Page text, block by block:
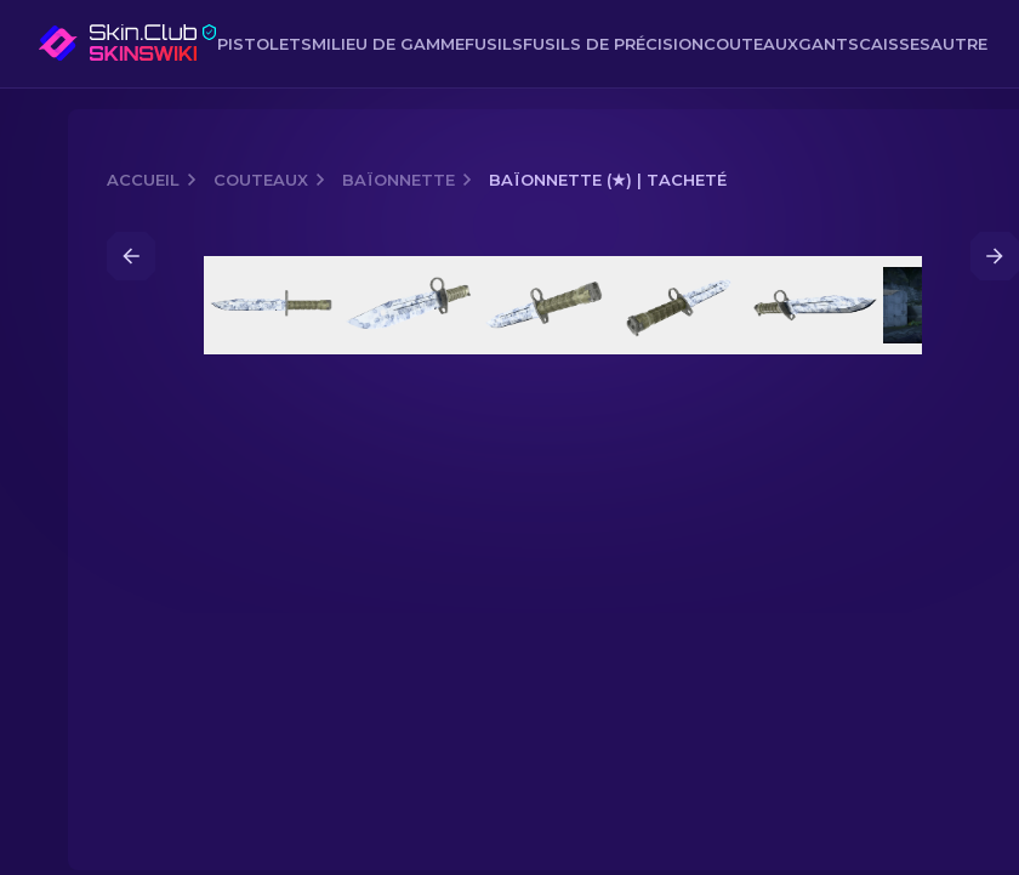
PISTOLETSMILIEU DE GAMMEFUSILSFUSILS DE PRÉCISIONCOUTEAUXGANTSCAISSESAUTRE
ACCUEIL COUTEAUX BAÏONNETTE BAÏONNETTE (★) | TACHETÉ